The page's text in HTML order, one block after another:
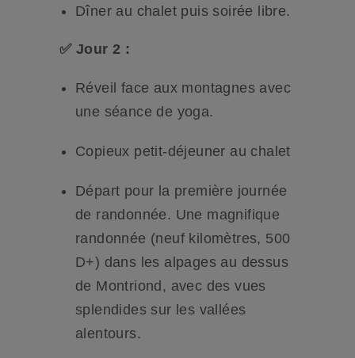
Dîner au chalet puis soirée libre.
✅ Jour 2 :
Réveil face aux montagnes avec
une séance de yoga.
Copieux petit-déjeuner au chalet
Départ pour la première journée
de randonnée. Une magnifique
randonnée (neuf kilomètres, 500
D+) dans les alpages au dessus
de Montriond, avec des vues
splendides sur les vallées
alentours.